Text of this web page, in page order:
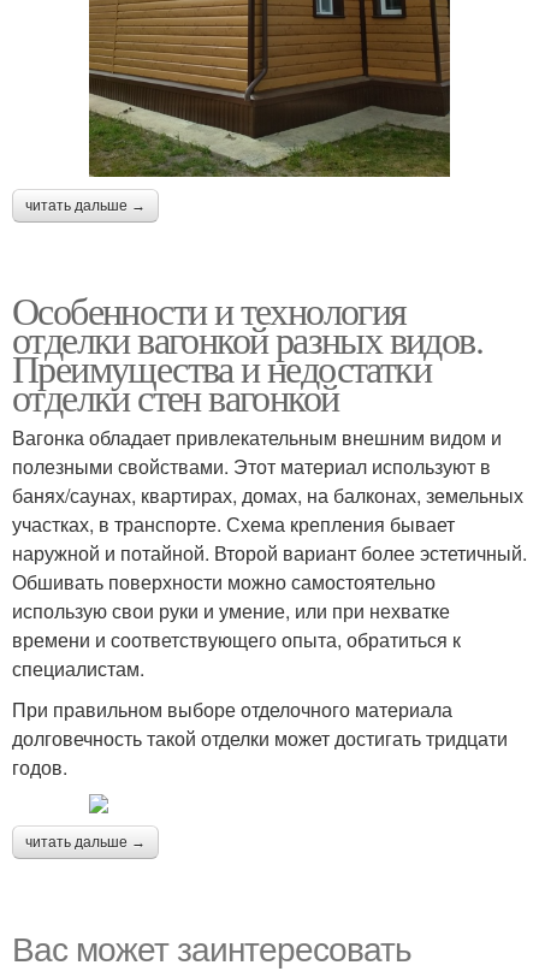
читать дальше →
Особенности и технология
отделки вагонкой разных видов.
Преимущества и недостатки
отделки стен вагонкой
Вагонка обладает привлекательным внешним видом и
полезными свойствами. Этот материал используют в
банях/саунах, квартирах, домах, на балконах, земельных
участках, в транспорте. Схема крепления бывает
наружной и потайной. Второй вариант более эстетичный.
Обшивать поверхности можно самостоятельно
использую свои руки и умение, или при нехватке
времени и соответствующего опыта, обратиться к
специалистам.
При правильном выборе отделочного материала
долговечность такой отделки может достигать тридцати
годов.
читать дальше →
Вас может заинтересовать